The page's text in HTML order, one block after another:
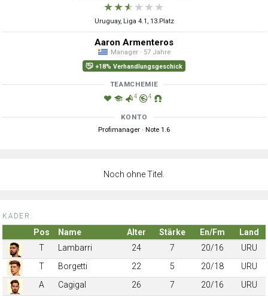
★★★ ★ ★ ★
Uruguay, Liga 4.1, 13.Platz
Aaron Armenteros
Manager · 57 Jahre
+18% Verhandlungsgeschick
TEAMCHEMIE
4 4
KONTO
Profimanager · Note 1.6
Noch ohne Titel.
KADER:
Pos Name Alter Stärke En/Fm
Land
T
Lambarri 24 7 20/16
URU
T
Borgetti 22 5 20/18
URU
A
Cagigal 26 7 20/16
URU